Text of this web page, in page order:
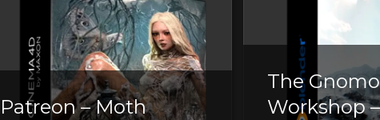
Patreon – Moth
The
Workshop